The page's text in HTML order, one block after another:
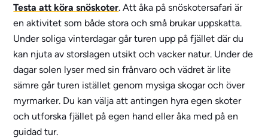
Testa att köra snöskoter. Att åka på snöskotersafari är
en aktivitet som både stora och små brukar uppskatta.
Under soliga vinterdagar går turen upp på fjället där du
kan njuta av storslagen utsikt och vacker natur. Under de
dagar solen lyser med sin frånvaro och vädret är lite
sämre går turen istället genom mysiga skogar och över
myrmarker. Du kan välja att antingen hyra egen skoter
och utforska fjället på egen hand eller åka med på en
guidad tur.